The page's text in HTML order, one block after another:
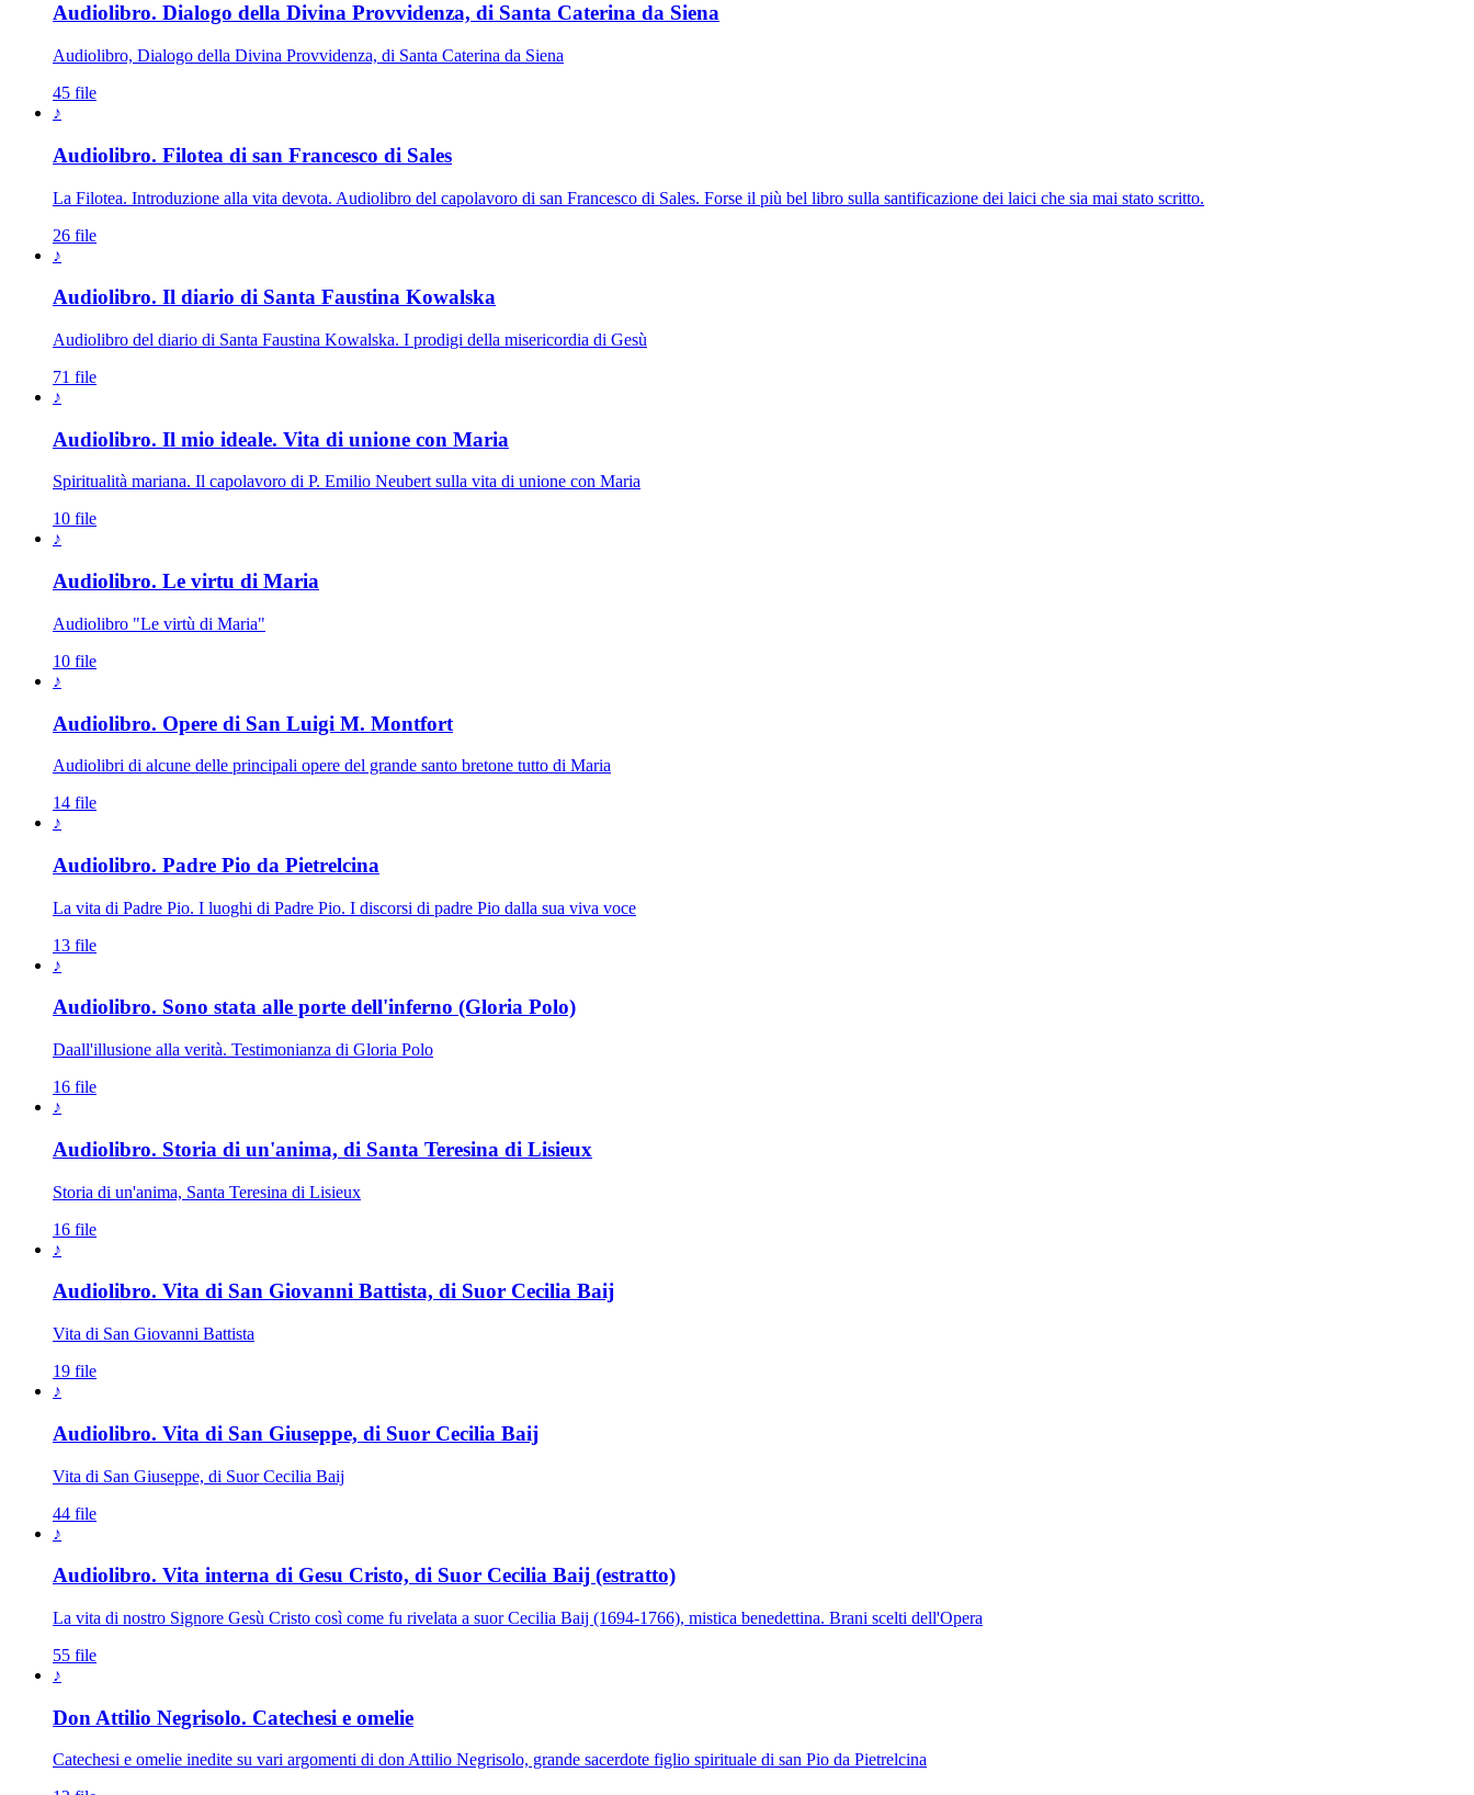
Audiolibro. Dialogo della Divina Provvidenza, di Santa Caterina da Siena
Audiolibro, Dialogo della Divina Provvidenza, di Santa Caterina da Siena
45 file
♪
Audiolibro. Filotea di san Francesco di Sales
La Filotea. Introduzione alla vita devota. Audiolibro del capolavoro di san Francesco di Sales. Forse il più bel libro sulla santificazione dei laici che sia mai stato scritto.
26 file
♪
Audiolibro. Il diario di Santa Faustina Kowalska
Audiolibro del diario di Santa Faustina Kowalska. I prodigi della misericordia di Gesù
71 file
♪
Audiolibro. Il mio ideale. Vita di unione con Maria
Spiritualità mariana. Il capolavoro di P. Emilio Neubert sulla vita di unione con Maria
10 file
♪
Audiolibro. Le virtu di Maria
Audiolibro "Le virtù di Maria"
10 file
♪
Audiolibro. Opere di San Luigi M. Montfort
Audiolibri di alcune delle principali opere del grande santo bretone tutto di Maria
14 file
♪
Audiolibro. Padre Pio da Pietrelcina
La vita di Padre Pio. I luoghi di Padre Pio. I discorsi di padre Pio dalla sua viva voce
13 file
♪
Audiolibro. Sono stata alle porte dell'inferno (Gloria Polo)Novissimi · Morte · Giudizio · Paradiso · Purgatorio
Daall'illusione alla verità. Testimonianza di Gloria Polo
16 file
♪
Audiolibro. Storia di un'anima, di Santa Teresina di Lisieux
Storia di un'anima, Santa Teresina di Lisieux
16 file
♪
Audiolibro. Vita di San Giovanni Battista, di Suor Cecilia Baij
Vita di San Giovanni Battista
19 file
♪
Audiolibro. Vita di San Giuseppe, di Suor Cecilia Baij
Vita di San Giuseppe, di Suor Cecilia Baij
44 file
♪
Audiolibro. Vita interna di Gesu Cristo, di Suor Cecilia Baij (estratto)
La vita di nostro Signore Gesù Cristo così come fu rivelata a suor Cecilia Baij (1694-1766), mistica benedettina. Brani scelti dell'Opera
55 file
♪
Don Attilio Negrisolo. Catechesi e omelie
Catechesi e omelie inedite su vari argomenti di don Attilio Negrisolo, grande sacerdote figlio spirituale di san Pio da Pietrelcina